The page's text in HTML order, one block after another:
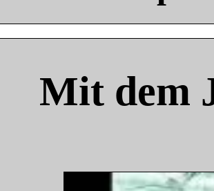
Mit dem